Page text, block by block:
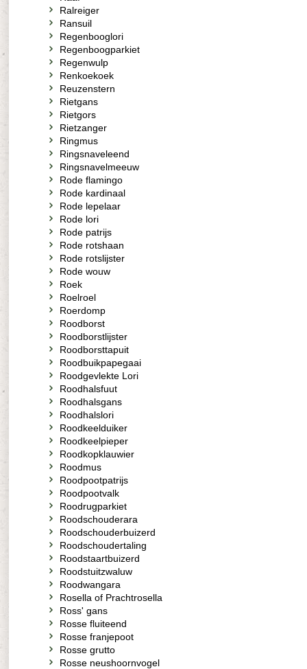
Ralreiger
Ransuil
Regenbooglori
Regenboogparkiet
Regenwulp
Renkoekoek
Reuzenstern
Rietgans
Rietgors
Rietzanger
Ringmus
Ringsnaveleend
Ringsnavelmeeuw
Rode flamingo
Rode kardinaal
Rode lepelaar
Rode lori
Rode patrijs
Rode rotshaan
Rode rotslijster
Rode wouw
Roek
Roelroel
Roerdomp
Roodborst
Roodborstlijster
Roodborsttapuit
Roodbuikpapegaai
Roodgevlekte Lori
Roodhalsfuut
Roodhalsgans
Roodhalslori
Roodkeelduiker
Roodkeelpieper
Roodkopklauwier
Roodmus
Roodpootpatrijs
Roodpootvalk
Roodrugparkiet
Roodschouderara
Roodschouderbuizerd
Roodschoudertaling
Roodstaartbuizerd
Roodstuitzwaluw
Roodwangara
Rosella of Prachtrosella
Ross' gans
Rosse fluiteend
Rosse franjepoot
Rosse grutto
Rosse neushoornvogel